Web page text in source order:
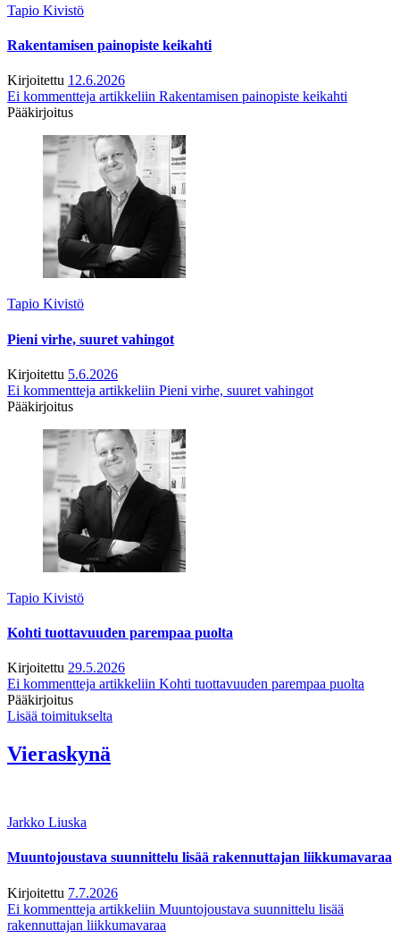
Tapio Kivistö
Rakentamisen painopiste keikahti
Kirjoitettu 12.6.2026
Ei kommentteja artikkeliin Rakentamisen painopiste keikahti
Pääkirjoitus
Tapio Kivistö
Pieni virhe, suuret vahingot
Kirjoitettu 5.6.2026
Ei kommentteja artikkeliin Pieni virhe, suuret vahingot
Pääkirjoitus
Tapio Kivistö
Kohti tuottavuuden parempaa puolta
Kirjoitettu 29.5.2026
Ei kommentteja artikkeliin Kohti tuottavuuden parempaa puolta
Pääkirjoitus
Lisää toimitukselta
Vieraskynä
Jarkko Liuska
Muuntojoustava suunnittelu lisää rakennuttajan liikkumavaraa
Kirjoitettu 7.7.2026
Ei kommentteja artikkeliin Muuntojoustava suunnittelu lisää
rakennuttajan liikkumavaraa